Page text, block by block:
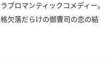
ブロマンティックコメディー。
欠落だらけの御曹司の恋の結